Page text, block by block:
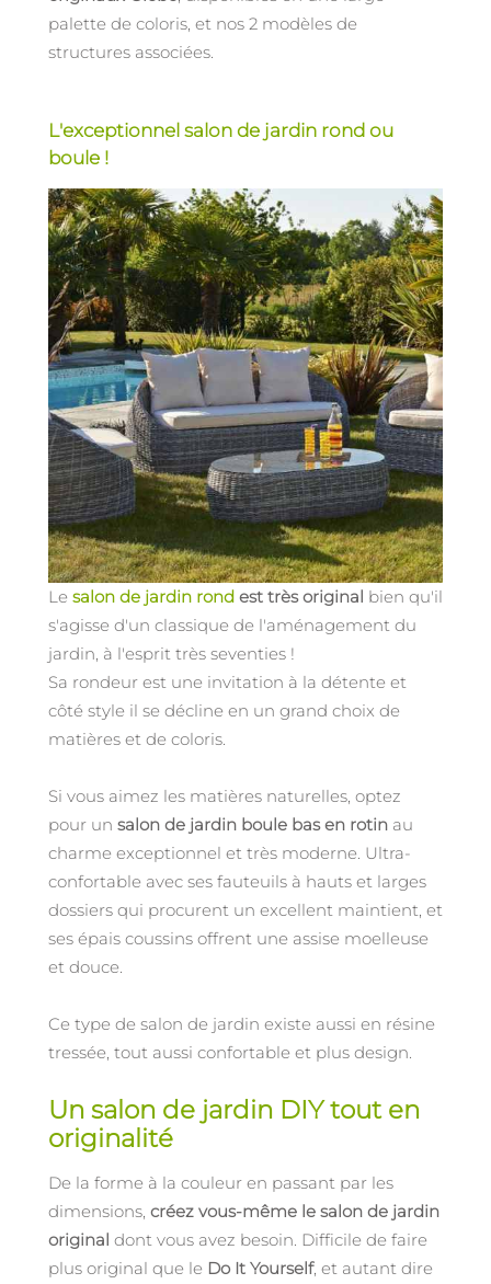
palette de coloris, et nos 2 modèles de
structures associées.
L'exceptionnel salon de jardin rond ou
boule !
Le salon de jardin rond est très original bien qu'il
s'agisse d'un classique de l'aménagement du
jardin, à l'esprit très seventies !
Sa rondeur est une invitation à la détente et
côté style il se décline en un grand choix de
matières et de coloris.
Si vous aimez les matières naturelles, optez
pour un salon de jardin boule bas en rotin au
charme exceptionnel et très moderne. Ultra-
confortable avec ses fauteuils à hauts et larges
dossiers qui procurent un excellent maintient, et
ses épais coussins offrent une assise moelleuse
et douce.
Ce type de salon de jardin existe aussi en résine
tressée, tout aussi confortable et plus design.
Un salon de jardin DIY tout en
originalité
De la forme à la couleur en passant par les
dimensions, créez vous-même le salon de jardin
original dont vous avez besoin. Difficile de faire
plus original que le Do It Yourself, et autant dire